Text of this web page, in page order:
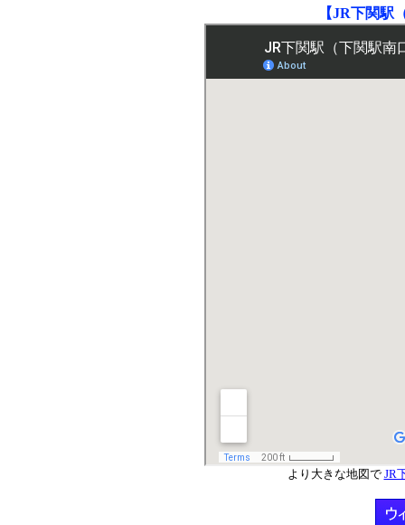
【JR下関駅
より大きな地図で JR